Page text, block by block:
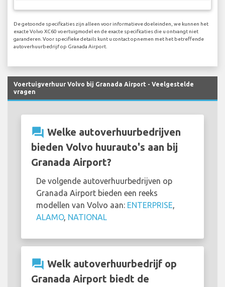
De getoonde specificaties zijn alleen voor informatieve doeleinden, we kunnen het
exacte Volvo XC60 voertuigmodel en de exacte specificaties die u ontvangt niet
garanderen. Voor specifieke details kunt u contact opnemen met het betreffende
autoverhuurbedrijf op Granada Airport.
Voertuigverhuur Volvo bij Granada Airport - Veelgestelde
vragen
question_answer Welke autoverhuurbedrijven
bieden Volvo huurauto's aan bij
Granada Airport?
De volgende autoverhuurbedrijven op
Granada Airport bieden een reeks
modellen van Volvo aan: ENTERPRISE
ALAMO, NATIONAL
question_answer Welk autoverhuurbedrijf op
Granada Airport biedt de